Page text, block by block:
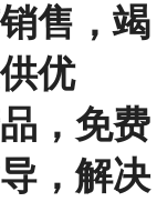
售，竭
优
，免费
，解决